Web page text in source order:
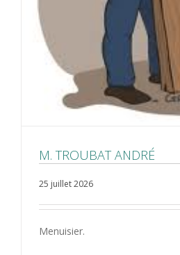
M. TROUBAT ANDRÉ
25 juillet 2026
Menuisier.